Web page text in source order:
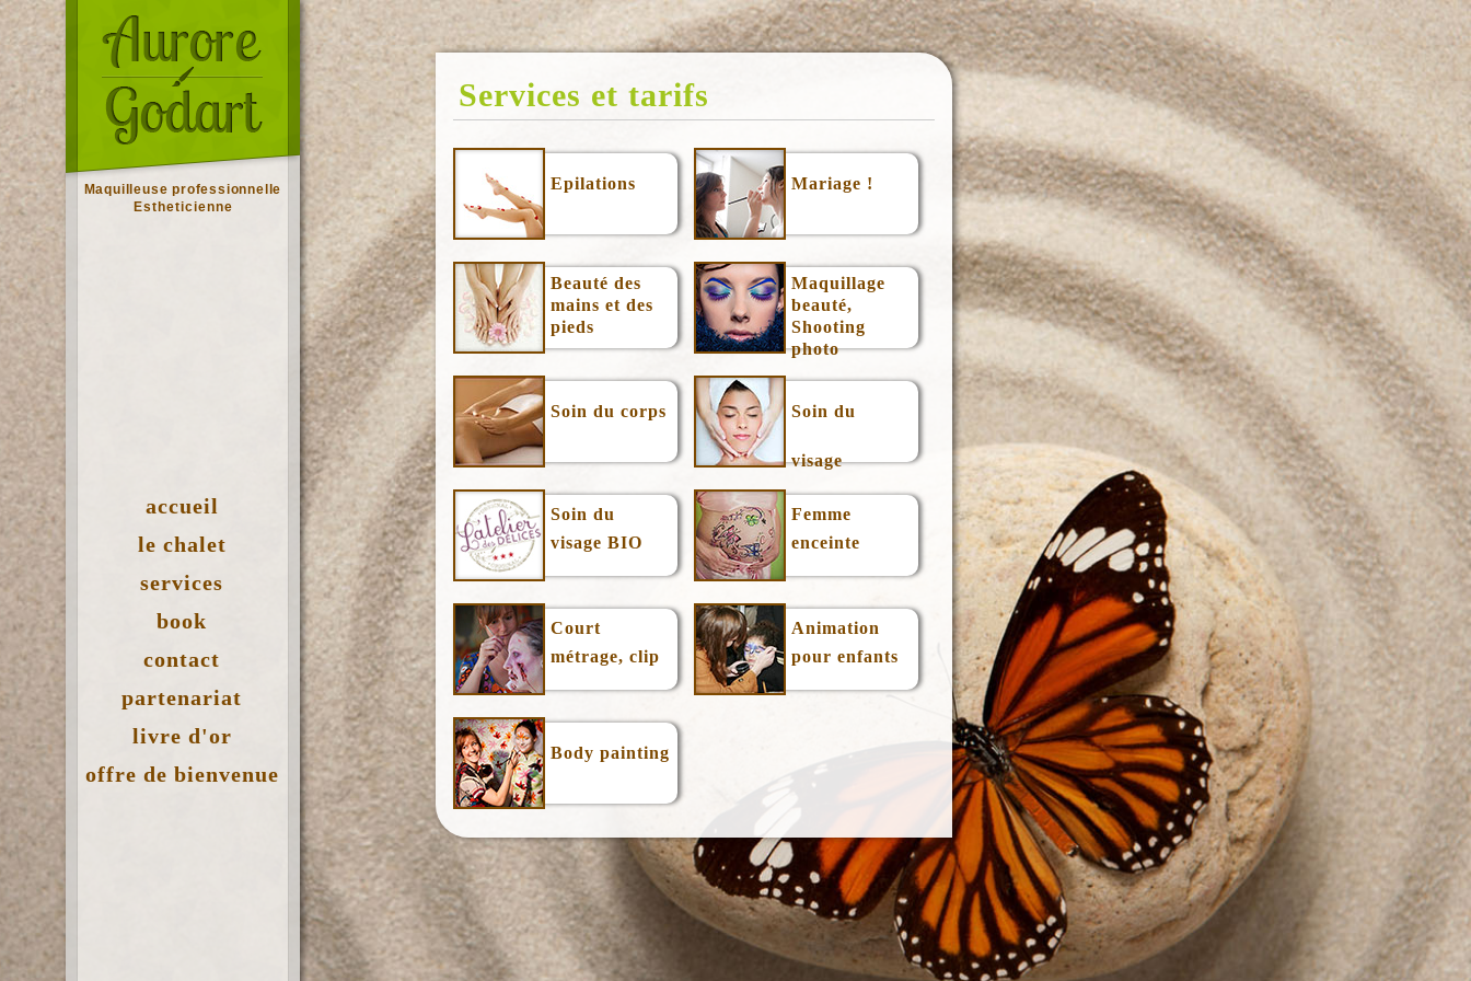
Maquilleuse professionnelle
Estheticienne
accueil
le chalet
services
book
contact
partenariat
livre d'or
offre de bienvenue
Services et tarifs
Epilations Mariage !
Beauté des
mains et des
pieds
Maquillage
beauté,
Shooting
photo
Soin du corps Soin du
visage
Soin du
visage BIO
Femme
enceinte
Court
métrage, clip
Animation
pour enfants
Body painting